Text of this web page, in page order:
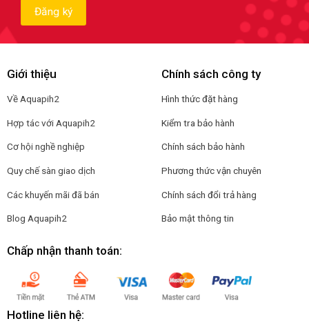
Giới thiệu
Về Aquapih2
Hợp tác với Aquapih2
Cơ hội nghề nghiệp
Quy chế sàn giao dịch
Các khuyến mãi đã bán
Blog Aquapih2
Chính sách công ty
Hình thức đặt hàng
Kiểm tra bảo hành
Chính sách bảo hành
Phương thức vận chuyên
Chính sách đổi trả hàng
Bảo mật thông tin
Chấp nhận thanh toán:
Hotline liên hệ: